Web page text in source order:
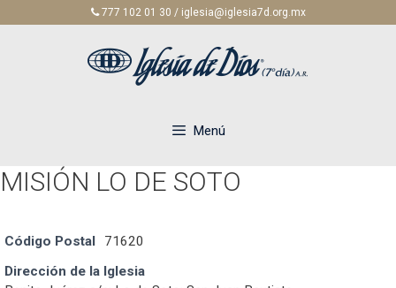
777 102 01 30 / iglesia@iglesia7d.org.mx
Menú
MISIÓN LO DE SOTO
Código Postal
71620
Dirección de la Iglesia